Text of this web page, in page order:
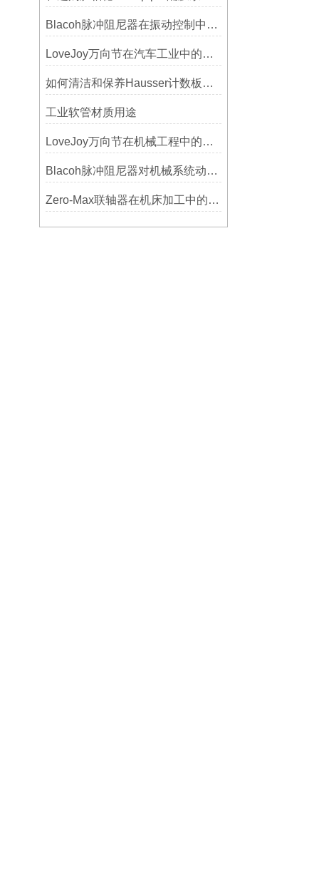
Blacoh脉冲阻尼器在振动控制中的作用分析
LoveJoy万向节在汽车工业中的重要性
如何清洁和保养Hausser计数板，避免划伤网格线？
工业软管材质用途
LoveJoy万向节在机械工程中的重要性
Blacoh脉冲阻尼器对机械系统动态特性的影响分析
Zero-Max联轴器在机床加工中的应用及精度保证方法